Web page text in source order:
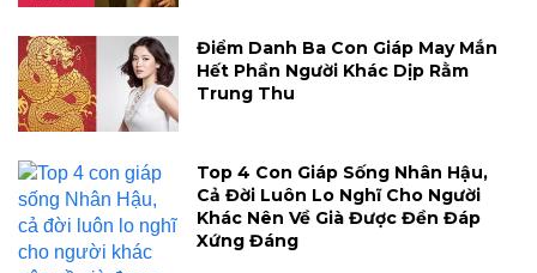
Điểm Danh Ba Con Giáp May Mắn
Hết Phần Người Khác Dịp Rằm
Trung Thu
Top 4 Con Giáp Sống Nhân Hậu,
Cả Đời Luôn Lo Nghĩ Cho Người
Khác Nên Về Già Được Đền Đáp
Xứng Đáng